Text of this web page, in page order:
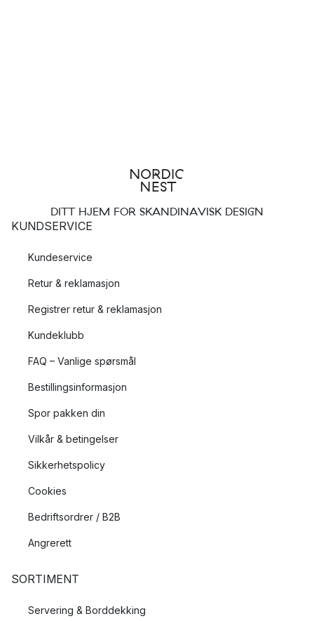
DITT HJEM FOR SKANDINAVISK DESIGN
KUNDSERVICE
Kundeservice
Retur & reklamasjon
Registrer retur & reklamasjon
Kundeklubb
FAQ – Vanlige spørsmål
Bestillingsinformasjon
Spor pakken din
Vilkår & betingelser
Sikkerhetspolicy
Cookies
Bedriftsordrer / B2B
Angrerett
SORTIMENT
Servering & Borddekking